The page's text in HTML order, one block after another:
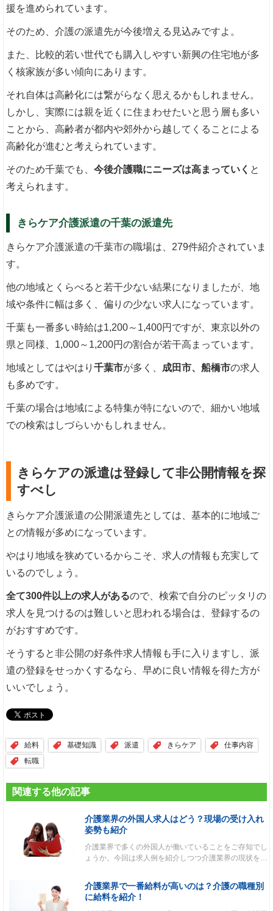
援を進められています。
そのため、介護の派遣先が今後増える見込みですよ。
また、比較的若い世代でも購入しやすい新興の住宅地が多
く核家族が多い傾向にあります。
それ自体は高齢化には繋がらなく思えるかもしれません。
しかし、実際には親を近くに住まわせたいと思う層も多い
ことから、高齢者が都内や郊外から越してくることによる
高齢化が進むと考えられています。
そのため千葉でも、今後介護職にニーズは高まっていく と
考えられます。
きらケア介護派遣の千葉の派遣先
きらケア介護派遣の千葉市の職場は、279件紹介されていま
す。
他の地域とくらべると若干少ない結果になりましたが、地
域や条件に幅は多く、偏りの少ない求人になっています。
千葉も一番多い時給は1,200～1,400円ですが、東京以外の
県と同様、1,000～1,200円の割合が若干高まっています。
地域としてはやはり千葉市が多く、 成田市、船橋市の求人
も多めです。
千葉の場合は地域による特集が特にないので、細かい地域
での検索はしづらいかもしれません。
きらケアの派遣は登録して非公開情報を探
すべし
きらケア介護派遣の公開派遣先としては、基本的に地域ご
との情報が多めになっています。
やはり地域を狭めているからこそ、求人の情報も充実して
いるのでしょう。
全て300件以上の求人があるので、検索で自分のピッタリの
求人を見つけるのは難しいと思われる場合は、登録するの
がおすすめです。
そうすると非公開の好条件求人情報も手に入りますし、派
遣の登録をせっかくするなら、早めに良い情報を得た方が
いいでしょう。
給料 基礎知識 派遣 きらケア
仕事内容
転職
関連する他の記事
介護業界の外国人求人はどう？現場の受け入れ
姿勢も紹介
介護業界で多くの外国人が働いていることをご存知でし
ょうか。今回は求人例を紹介しつつ介護業界の現状を…
介護業界で一番給料が高いのは？介護の職種別
に給料を紹介！